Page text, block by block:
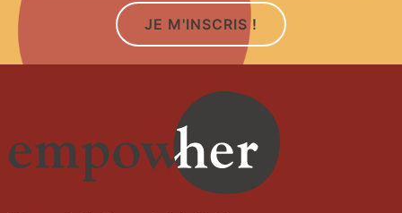
JE M'INSCRIS !